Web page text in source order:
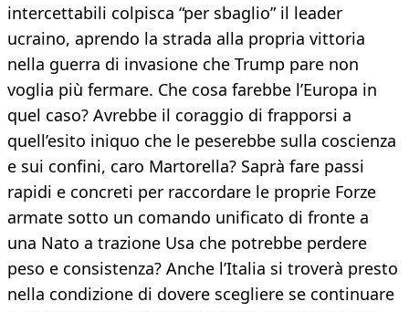
intercettabili colpisca “per sbaglio” il leader
ucraino, aprendo la strada alla propria vittoria
nella guerra di invasione che Trump pare non
voglia più fermare. Che cosa farebbe l’Europa in
quel caso? Avrebbe il coraggio di frapporsi a
quell’esito iniquo che le peserebbe sulla coscienza
e sui confini, caro Martorella? Saprà fare passi
rapidi e concreti per raccordare le proprie Forze
armate sotto un comando unificato di fronte a
una Nato a trazione Usa che potrebbe perdere
peso e consistenza? Anche l’Italia si troverà presto
nella condizione di dovere scegliere se continuare